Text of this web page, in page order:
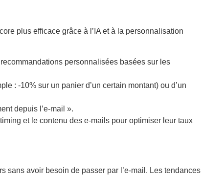
plus efficace grâce à l’IA et à la personnalisation
personnalisées basées sur les
: -10% sur un panier d’un certain montant) ou d’un
depuis l’e-mail ».
et le contenu des e-mails pour optimiser leur taux
sans avoir besoin de passer par l’e-mail. Les tendances